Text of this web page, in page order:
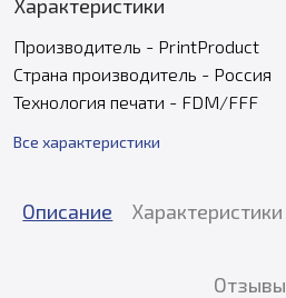
Характеристики
Производитель - PrintProduct
Страна производитель - Россия
Технология печати - FDM/FFF
Все характеристики
Описание Характеристики
Отзывы